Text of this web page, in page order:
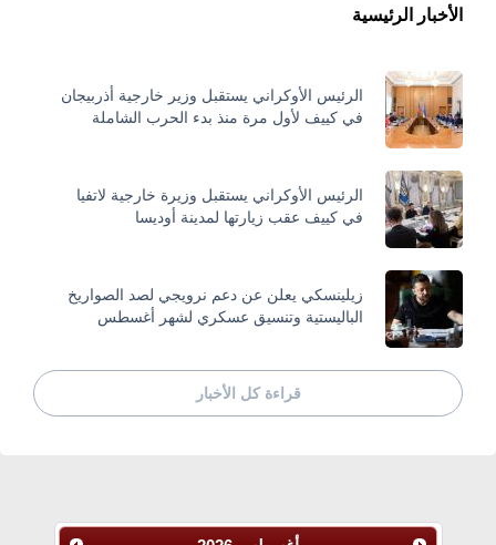
الأخبار الرئيسية
الرئيس الأوكراني يستقبل وزير خارجية أذربيجان
في كييف لأول مرة منذ بدء الحرب الشاملة
الرئيس الأوكراني يستقبل وزيرة خارجية لاتفيا
في كييف عقب زيارتها لمدينة أوديسا
زيلينسكي يعلن عن دعم نرويجي لصد الصواريخ
الباليستية وتنسيق عسكري لشهر أغسطس
قراءة كل الأخبار